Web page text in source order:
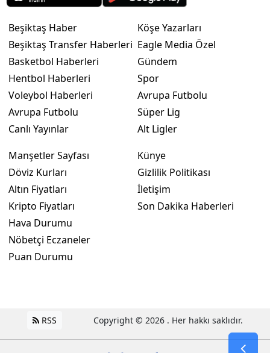
Beşiktaş Haber
Beşiktaş Transfer Haberleri
Basketbol Haberleri
Hentbol Haberleri
Voleybol Haberleri
Avrupa Futbolu
Canlı Yayınlar
Köşe Yazarları
Eagle Media Özel
Gündem
Spor
Avrupa Futbolu
Süper Lig
Alt Ligler
Manşetler Sayfası
Döviz Kurları
Altın Fiyatları
Kripto Fiyatları
Hava Durumu
Nöbetçi Eczaneler
Puan Durumu
Künye
Gizlilik Politikası
İletişim
Son Dakika Haberleri
RSS Copyright © 2026 . Her hakkı saklıdır.